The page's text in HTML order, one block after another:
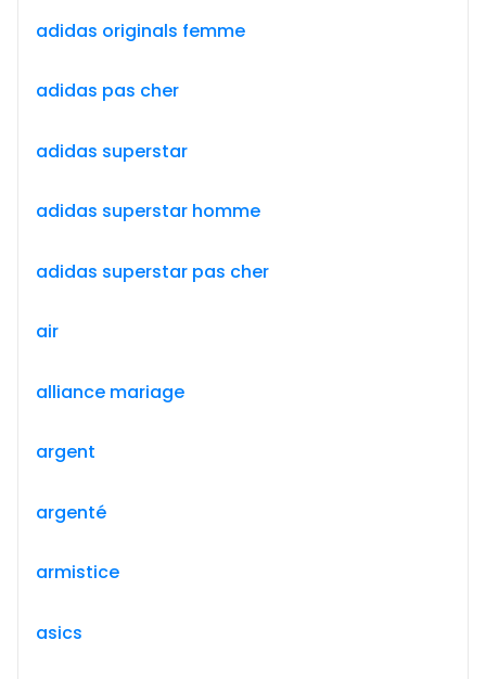
adidas originals femme
adidas pas cher
adidas superstar
adidas superstar homme
adidas superstar pas cher
air
alliance mariage
argent
argenté
armistice
asics